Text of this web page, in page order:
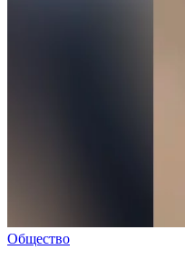
Общество